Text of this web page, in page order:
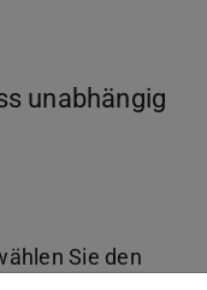
unabhängig
Sie den